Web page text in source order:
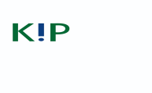
Zum Hauptinhalt